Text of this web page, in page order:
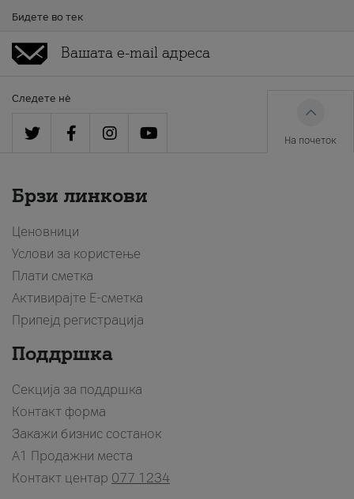
Бидете во тек
Следете нè
На почеток
Брзи линкови
Ценовници
Услови за користење
Плати сметка
Активирајте Е-сметка
Припејд регистрација
Поддршка
Секција за поддршка
Контакт форма
Закажи бизнис состанок
A1 Продажни места
Контакт центар 077 1234